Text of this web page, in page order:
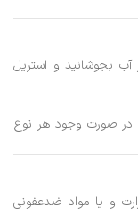
را به مدت 5 دقیقه در آب بجوشانید و استریل
و در صورت وجود هر نوع
و یا مواد ضدعفونی